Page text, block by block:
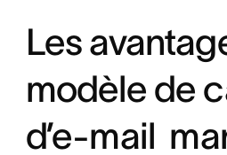
Les
modèle de
d’e-mail